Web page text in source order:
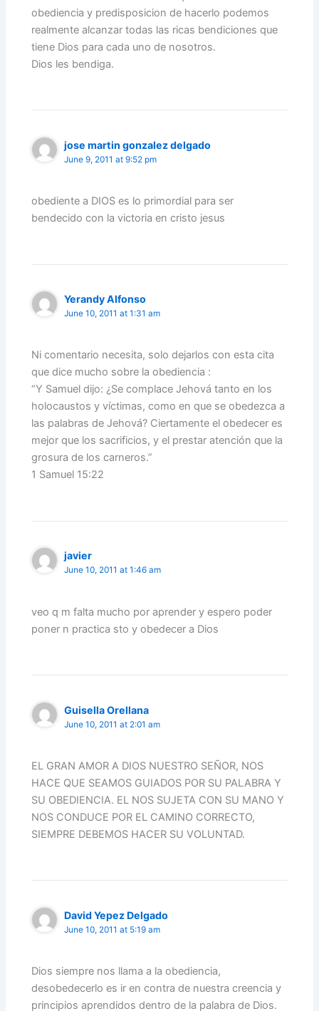
obediencia y predisposicion de hacerlo podemos
realmente alcanzar todas las ricas bendiciones que
tiene Dios para cada uno de nosotros.
Dios les bendiga.
jose martin gonzalez delgado
June 9, 2011 at 9:52 pm
obediente a DIOS es lo primordial para ser
bendecido con la victoria en cristo jesus
Yerandy Alfonso
June 10, 2011 at 1:31 am
Ni comentario necesita, solo dejarlos con esta cita
que dice mucho sobre la obediencia :
“Y Samuel dijo: ¿Se complace Jehová tanto en los
holocaustos y víctimas, como en que se obedezca a
las palabras de Jehová? Ciertamente el obedecer es
mejor que los sacrificios, y el prestar atención que la
grosura de los carneros.”
1 Samuel 15:22
javier
June 10, 2011 at 1:46 am
veo q m falta mucho por aprender y espero poder
poner n practica sto y obedecer a Dios
Guisella Orellana
June 10, 2011 at 2:01 am
EL GRAN AMOR A DIOS NUESTRO SEÑOR, NOS
HACE QUE SEAMOS GUIADOS POR SU PALABRA Y
SU OBEDIENCIA. EL NOS SUJETA CON SU MANO Y
NOS CONDUCE POR EL CAMINO CORRECTO,
SIEMPRE DEBEMOS HACER SU VOLUNTAD.
David Yepez Delgado
June 10, 2011 at 5:19 am
Dios siempre nos llama a la obediencia,
desobedecerlo es ir en contra de nuestra creencia y
principios aprendidos dentro de la palabra de Dios.